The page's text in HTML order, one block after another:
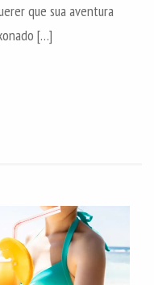
que sua aventura
[…]